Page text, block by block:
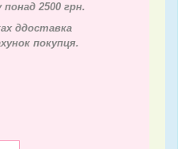
2500 грн.
ддоставка
покупця.